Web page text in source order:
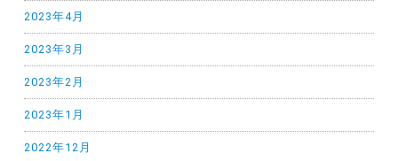
2023年4月
2023年3月
2023年2月
2023年1月
2022年12月